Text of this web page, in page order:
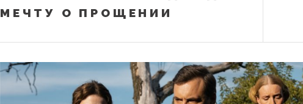
МЕЧТУ О ПРОЩЕНИИ